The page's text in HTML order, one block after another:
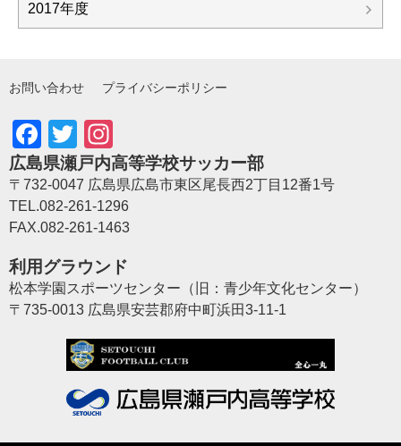
2017年度
お問い合わせ プライバシーポリシー
Facebook
Twitter
広島県瀬戸内高等学校サッカー部
〒732-0047 広島県広島市東区尾長西2丁目12番1号
TEL.082-261-1296
FAX.082-261-1463
利用グラウンド
松本学園スポーツセンター（旧：青少年文化センター）
〒735-0013 広島県安芸郡府中町浜田3-11-1